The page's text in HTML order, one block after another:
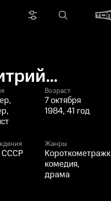
Возраст
7 октября
1984, 41 год
СССР
Жанры
комедия,
драма